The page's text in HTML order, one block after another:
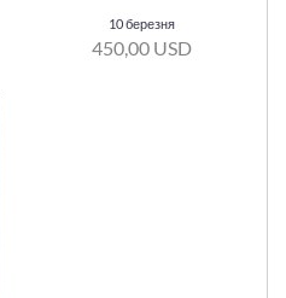
10 березня
450,00 USD